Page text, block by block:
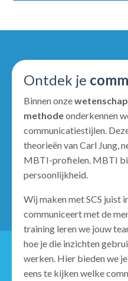
Ontdek je
Binnen onze
methodeonderkennen
communicatiestijlen.
theorieën van Carl Jung,
MBTI-profielen. MBTI
persoonlijkheid.
Wij maken met SCS juist
communiceert met de
training leren we jouw
hoe je die inzichten
werken. Hier bieden we
eens te kijken welke